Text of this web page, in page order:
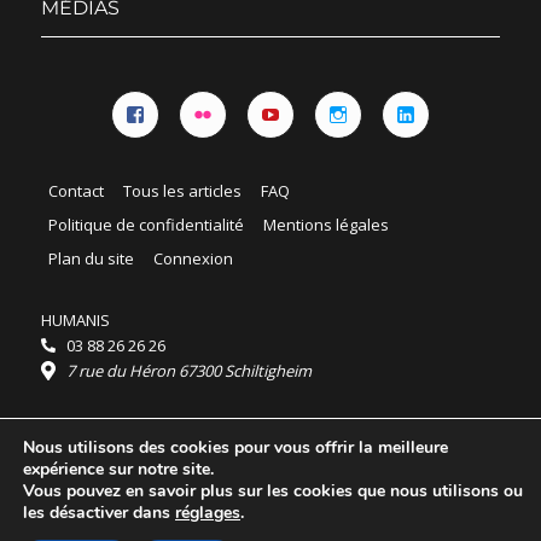
MÉDIAS
Contact Tous les articles
FAQ
Politique de confidentialité
Mentions légales
Plan du site
Connexion
HUMANIS
03 88 26 26 26
7 rue du Héron 67300 Schiltigheim
Horaires :
HUMANIS : du lundi au vendredi 9h - 18h
Ordidocaz : du lundi au vendredi 8h - 19h
© 2025 HUMANIS, tous droits réservés.
Licence Creative Commons Attribution 4.0
Nous utilisons des cookies pour vous offrir la meilleure
expérience sur notre site.
Vous pouvez en savoir plus sur les cookies que nous utilisons ou
les désactiver dans réglages.